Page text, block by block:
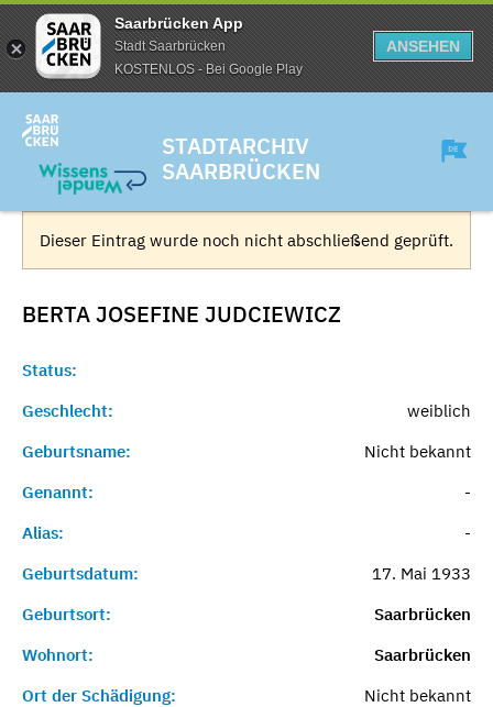
Saarbrücken App
Stadt Saarbrücken
KOSTENLOS - Bei Google Play
ANSEHEN
STADTARCHIV
SAARBRÜCKEN
Dieser Eintrag wurde noch nicht abschließend geprüft.
BERTA JOSEFINE JUDCIEWICZ
Status:
Geschlecht:
weiblich
Geburtsname:
Nicht bekannt
Genannt:
-
Alias:
-
Geburtsdatum:
17. Mai 1933
Geburtsort:
Saarbrücken
Wohnort:
Saarbrücken
Ort der Schädigung:
Nicht bekannt